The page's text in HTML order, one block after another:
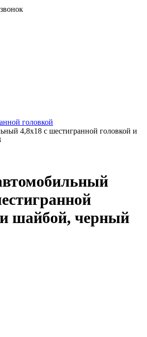
головкой
4,8x18 с шестигранной головкой и
шайбой, черный